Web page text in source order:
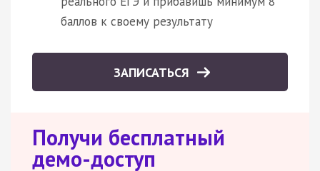
баллов к своему результату
ЗАПИСАТЬСЯ
Получи бесплатный
демо-доступ